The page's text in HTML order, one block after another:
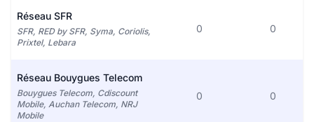
Réseau SFR
SFR, RED by SFR, Syma, Coriolis,
Prixtel, Lebara
0 0
Réseau Bouygues Telecom
Bouygues Telecom, Cdiscount
Mobile, Auchan Telecom, NRJ
Mobile
0 0